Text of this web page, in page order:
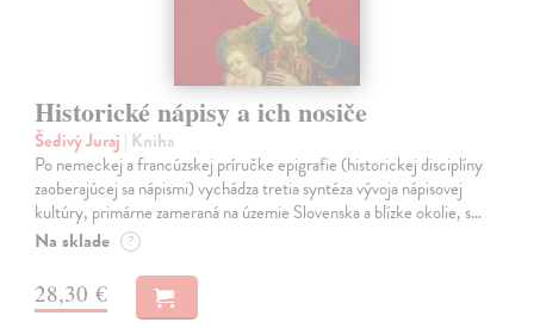
Historické nápisy a ich nosiče
Šedivý Juraj | Kniha
Po nemeckej a francúzskej príručke epigrafie (historickej disciplíny
zaoberajúcej sa nápismi) vychádza tretia syntéza vývoja nápisovej
kultúry, primárne zameraná na územie Slovenska a blízke okolie, s…
Na sklade ?
28,30 €